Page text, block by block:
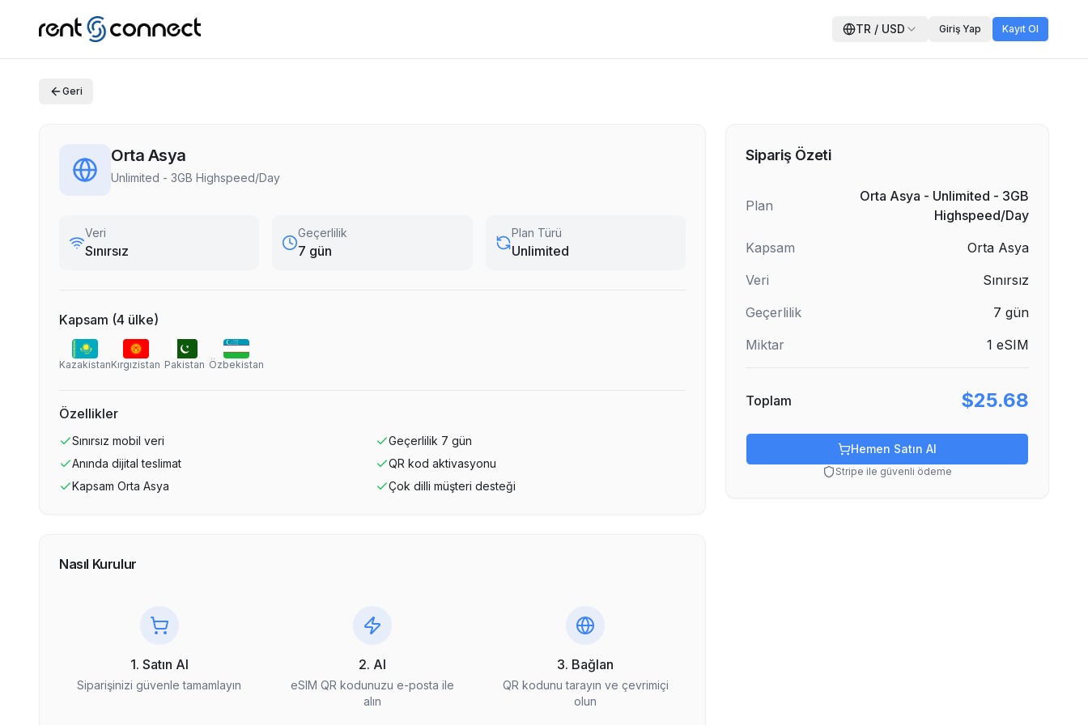
TR / USD Giriş Yap Kayıt Ol
Geri
Orta Asya
Unlimited - 3GB Highspeed/Day
Veri
Sınırsız
Geçerlilik
7 gün
Plan Türü
Unlimited
Kapsam (4 ülke)
KazakistanKırgızistan Pakistan Özbekistan
Özellikler
Sınırsız mobil veri Geçerlilik 7 gün
Anında dijital teslimat
QR kod aktivasyonu
Kapsam Orta Asya Çok dilli müşteri desteği
Nasıl Kurulur
1. Satın Al
Siparişinizi güvenle tamamlayın
2. Al
eSIM QR kodunuzu e-posta ile
alın
3. Bağlan
QR kodunu tarayın ve çevrimiçi
olun
Sipariş Özeti
Plan
Orta Asya - Unlimited - 3GB
Highspeed/Day
Kapsam
Orta Asya
Veri
Sınırsız
Geçerlilik
7 gün
Miktar
1 eSIM
Toplam $25.68
Hemen Satın Al
Stripe ile güvenli ödeme